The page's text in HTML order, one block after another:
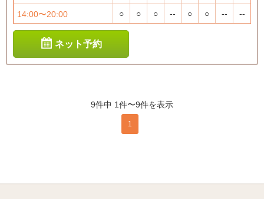
14:00〜20:00 ○ ○ ○ -- ○ ○ -- --
ネット予約
9件中 1件〜9件を表示
1